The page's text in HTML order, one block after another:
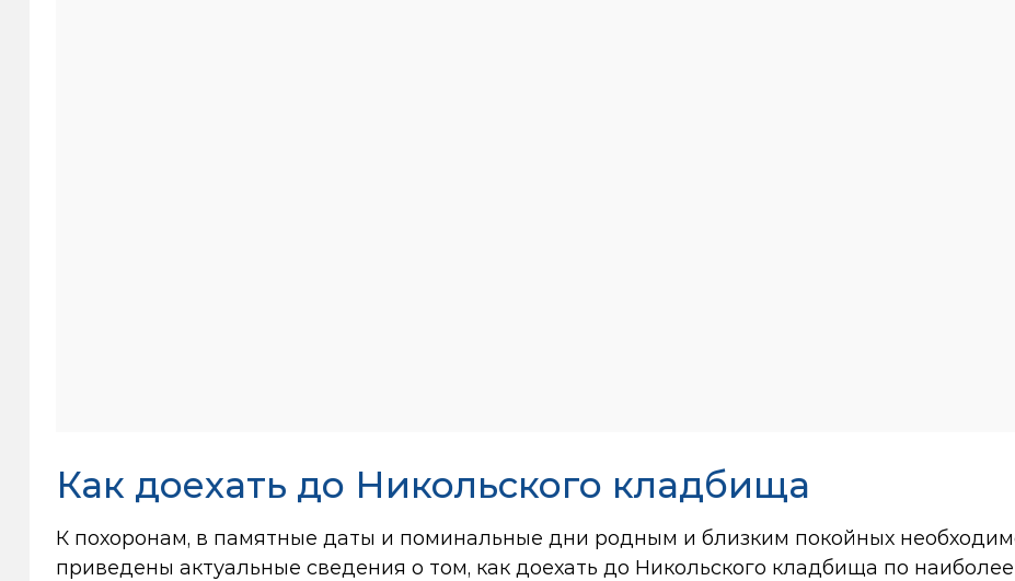
Как доехать до Никольского кладбища
К похоронам, в памятные даты и поминальные дни родным и близким покойных
приведены актуальные сведения о том, как доехать до Никольского кладбища по